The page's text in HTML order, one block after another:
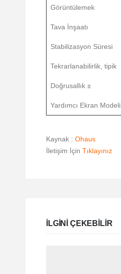
Görüntülemek
Tava İnşaatı
Stabilizasyon Süresi
Tekrarlanabilirlik, tipik
Doğrusallık ±
Yardımcı Ekran Modeli
Kaynak : Ohaus
İletişim İçin Tıklayınız
ILGINI ÇEKEBILIR